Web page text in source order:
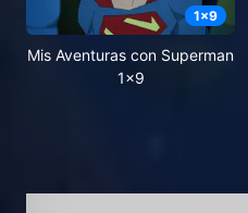
1x9
Mis Aventuras con Superman
1x9